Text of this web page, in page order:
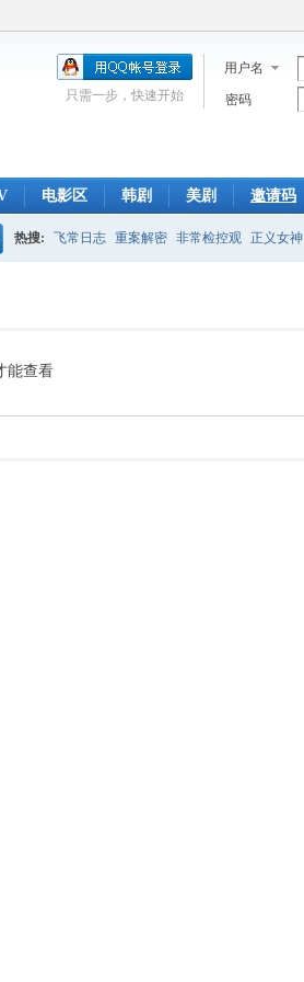
用户名
密码
只需一步，快速开始
电影区 韩剧 美剧 邀请码
热搜: 飞常日志 重案解密 非常检控观 正义女神
能查看